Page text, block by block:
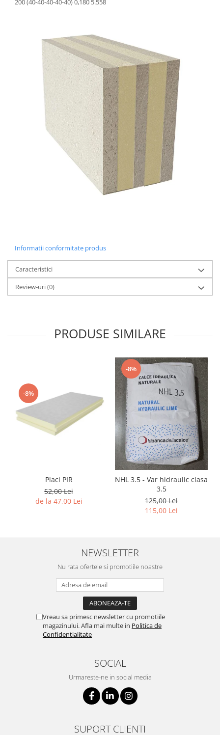
Informatii conformitate produs
Caracteristici
Review-uri(0)
PRODUSE SIMILARE
-8%
Placi PIR
52,00 Lei
de la 47,00 Lei
-8%
NHL 3.5 - Var hidraulic clasa
3.5
125,00 Lei
115,00 Lei
NEWSLETTER
Nu rata ofertele si promotiile noastre
Vreau sa primesc newsletter cu promotiile
magazinului. Afla mai multe in Politica de
Confidentialitate
SOCIAL
Urmareste-ne in social media
SUPORT CLIENTI